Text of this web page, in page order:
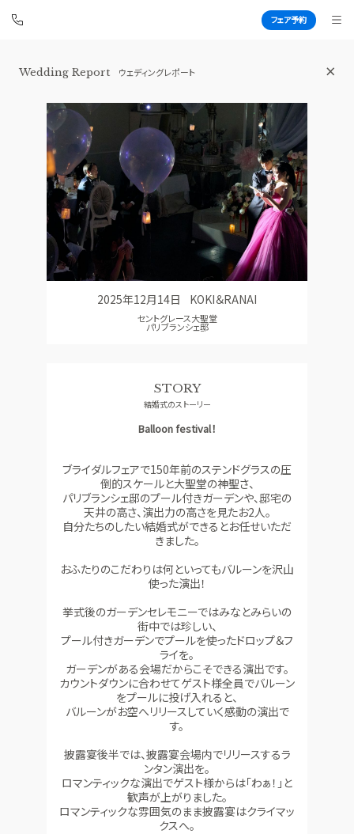
フェア予約
TOP
トップ
BRIDAL FAIR
ブライダルフェア
FAIR INFO
ブライダルフェアの魅力をご案内
WEDDING REPORT
体験者レポート
PHOTO GALLERY
フォトギャラリー
PLAN
プラン
CEREMONY PARTY
披露宴会場
GUEST
資料請求 お問い合わせ フェア予約
Wedding Report ウェディングレポート
2025年12月14日 KOKI＆RANAI
セントグレース大聖堂
パリブランシェ邸
STORY
結婚式のストーリー
Balloon festival！
ブライダルフェアで150年前のステンドグラスの圧
倒的スケールと大聖堂の神聖さ、
パリブランシェ邸のプール付きガーデンや、邸宅の
天井の高さ、演出力の高さを見たお2人。
自分たちのしたい結婚式ができるとお任せいただ
きました。
おふたりのこだわりは何といってもバルーンを沢山
使った演出！
挙式後のガーデンセレモニーではみなとみらいの
街中では珍しい、
プール付きガーデンでプールを使ったドロップ＆フ
ライを。
ガーデンがある会場だからこそできる演出です。
カウントダウンに合わせてゲスト様全員でバルーン
をプールに投げ入れると、
バルーンがお空へリリースしていく感動の演出で
す。
披露宴後半では、披露宴会場内でリリースするラ
ンタン演出を。
ロマンティックな演出でゲスト様からは「わぁ！」と
歓声が上がりました。
ロマンティックな雰囲気のまま披露宴はクライマッ
クスへ。